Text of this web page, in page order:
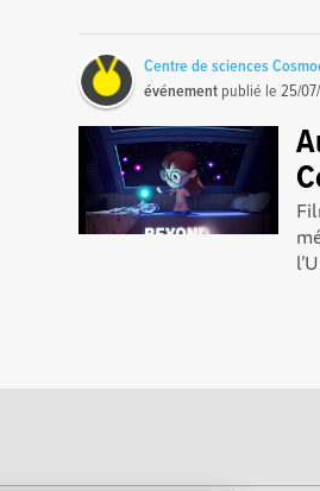
Centre de sciences
événement publié le25/